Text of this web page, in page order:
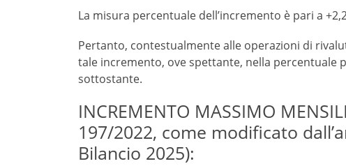
La misura percentuale dell’incremento è pari a
Pertanto, contestualmente alle operazioni di
tale incremento, ove spettante, nella percentuale
sottostante.
INCREMENTO MASSIMO
197/2022, come modificato
Bilancio 2025):